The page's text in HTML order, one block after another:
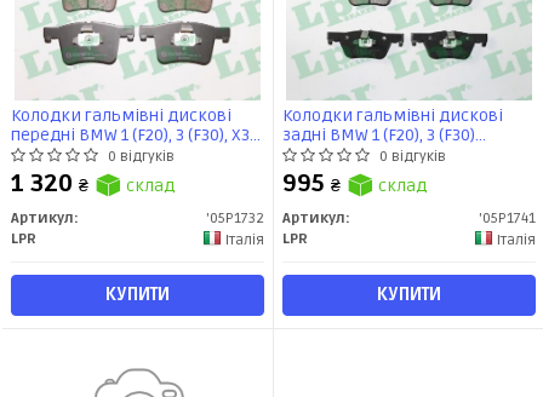
Колодки гальмівні дискові
передні BMW 1 (F20), 3 (F30), X3
(F25) (05P1732) LPR
0 відгуків
1 320 ₴ склад
Артикул:
'05P1732
LPR
Італія
КУПИТИ
Колодки гальмівні дискові
задні BMW 1 (F20), 3 (F30)
(05P1741) LPR0 відгуків
995 ₴ склад
Артикул:
'05P1741
LPR
Італія
КУПИТИ